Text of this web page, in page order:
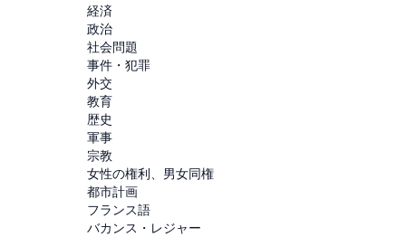
経済
政治
社会問題
事件・犯罪
外交
教育
歴史
軍事
宗教
女性の権利、男女同権
都市計画
フランス語
バカンス・レジャー